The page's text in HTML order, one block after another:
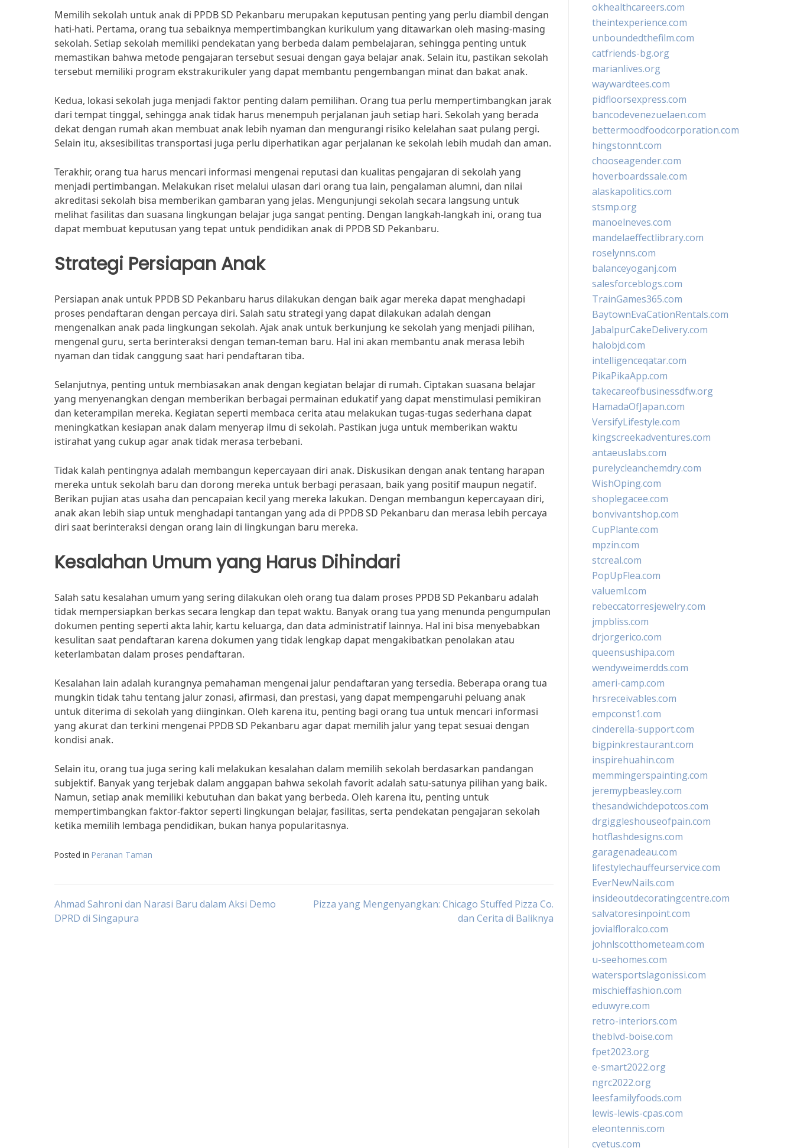
Memilih sekolah untuk anak di PPDB SD Pekanbaru merupakan keputusan penting yang perlu diambil dengan
hati-hati. Pertama, orang tua sebaiknya mempertimbangkan kurikulum yang ditawarkan oleh masing-masing
sekolah. Setiap sekolah memiliki pendekatan yang berbeda dalam pembelajaran, sehingga penting untuk
memastikan bahwa metode pengajaran tersebut sesuai dengan gaya belajar anak. Selain itu, pastikan sekolah
tersebut memiliki program ekstrakurikuler yang dapat membantu pengembangan minat dan bakat anak.
Kedua, lokasi sekolah juga menjadi faktor penting dalam pemilihan. Orang tua perlu mempertimbangkan jarak
dari tempat tinggal, sehingga anak tidak harus menempuh perjalanan jauh setiap hari. Sekolah yang berada
dekat dengan rumah akan membuat anak lebih nyaman dan mengurangi risiko kelelahan saat pulang pergi.
Selain itu, aksesibilitas transportasi juga perlu diperhatikan agar perjalanan ke sekolah lebih mudah dan aman.
Terakhir, orang tua harus mencari informasi mengenai reputasi dan kualitas pengajaran di sekolah yang
menjadi pertimbangan. Melakukan riset melalui ulasan dari orang tua lain, pengalaman alumni, dan nilai
akreditasi sekolah bisa memberikan gambaran yang jelas. Mengunjungi sekolah secara langsung untuk
melihat fasilitas dan suasana lingkungan belajar juga sangat penting. Dengan langkah-langkah ini, orang tua
dapat membuat keputusan yang tepat untuk pendidikan anak di PPDB SD Pekanbaru.
Strategi Persiapan Anak
Persiapan anak untuk PPDB SD Pekanbaru harus dilakukan dengan baik agar mereka dapat menghadapi
proses pendaftaran dengan percaya diri. Salah satu strategi yang dapat dilakukan adalah dengan
mengenalkan anak pada lingkungan sekolah. Ajak anak untuk berkunjung ke sekolah yang menjadi pilihan,
mengenal guru, serta berinteraksi dengan teman-teman baru. Hal ini akan membantu anak merasa lebih
nyaman dan tidak canggung saat hari pendaftaran tiba.
Selanjutnya, penting untuk membiasakan anak dengan kegiatan belajar di rumah. Ciptakan suasana belajar
yang menyenangkan dengan memberikan berbagai permainan edukatif yang dapat menstimulasi pemikiran
dan keterampilan mereka. Kegiatan seperti membaca cerita atau melakukan tugas-tugas sederhana dapat
meningkatkan kesiapan anak dalam menyerap ilmu di sekolah. Pastikan juga untuk memberikan waktu
istirahat yang cukup agar anak tidak merasa terbebani.
Tidak kalah pentingnya adalah membangun kepercayaan diri anak. Diskusikan dengan anak tentang harapan
mereka untuk sekolah baru dan dorong mereka untuk berbagi perasaan, baik yang positif maupun negatif.
Berikan pujian atas usaha dan pencapaian kecil yang mereka lakukan. Dengan membangun kepercayaan diri,
anak akan lebih siap untuk menghadapi tantangan yang ada di PPDB SD Pekanbaru dan merasa lebih percaya
diri saat berinteraksi dengan orang lain di lingkungan baru mereka.
Kesalahan Umum yang Harus Dihindari
Salah satu kesalahan umum yang sering dilakukan oleh orang tua dalam proses PPDB SD Pekanbaru adalah
tidak mempersiapkan berkas secara lengkap dan tepat waktu. Banyak orang tua yang menunda pengumpulan
dokumen penting seperti akta lahir, kartu keluarga, dan data administratif lainnya. Hal ini bisa menyebabkan
kesulitan saat pendaftaran karena dokumen yang tidak lengkap dapat mengakibatkan penolakan atau
keterlambatan dalam proses pendaftaran.
Kesalahan lain adalah kurangnya pemahaman mengenai jalur pendaftaran yang tersedia. Beberapa orang tua
mungkin tidak tahu tentang jalur zonasi, afirmasi, dan prestasi, yang dapat mempengaruhi peluang anak
untuk diterima di sekolah yang diinginkan. Oleh karena itu, penting bagi orang tua untuk mencari informasi
yang akurat dan terkini mengenai PPDB SD Pekanbaru agar dapat memilih jalur yang tepat sesuai dengan
kondisi anak.
Selain itu, orang tua juga sering kali melakukan kesalahan dalam memilih sekolah berdasarkan pandangan
subjektif. Banyak yang terjebak dalam anggapan bahwa sekolah favorit adalah satu-satunya pilihan yang baik.
Namun, setiap anak memiliki kebutuhan dan bakat yang berbeda. Oleh karena itu, penting untuk
mempertimbangkan faktor-faktor seperti lingkungan belajar, fasilitas, serta pendekatan pengajaran sekolah
ketika memilih lembaga pendidikan, bukan hanya popularitasnya.
Posted in Peranan Taman
Post
Ahmad Sahroni dan Narasi Baru dalam Aksi Demo
DPRD di Singapura
Pizza yang Mengenyangkan: Chicago Stuffed Pizza Co.
dan Cerita di Baliknya
okhealthcareers.com
theintexperience.com
unboundedthefilm.com
catfriends-bg.org
marianlives.org
waywardtees.com
pidfloorsexpress.com
bancodevenezuelaen.com
bettermoodfoodcorporation.com
hingstonnt.com
chooseagender.com
hoverboardssale.com
alaskapolitics.com
stsmp.org
manoelneves.com
mandelaeffectlibrary.com
roselynns.com
balanceyoganj.com
salesforceblogs.com
TrainGames365.com
BaytownEvaCationRentals.com
JabalpurCakeDelivery.com
halobjd.com
intelligenceqatar.com
PikaPikaApp.com
takecareofbusinessdfw.org
HamadaOfJapan.com
VersifyLifestyle.com
kingscreekadventures.com
antaeuslabs.com
purelycleanchemdry.com
WishOping.com
shoplegacee.com
bonvivantshop.com
CupPlante.com
mpzin.com
stcreal.com
PopUpFlea.com
valueml.com
rebeccatorresjewelry.com
jmpbliss.com
drjorgerico.com
queensushipa.com
wendyweimerdds.com
ameri-camp.com
hrsreceivables.com
empconst1.com
cinderella-support.com
bigpinkrestaurant.com
inspirehuahin.com
memmingerspainting.com
jeremypbeasley.com
thesandwichdepotcos.com
drgiggleshouseofpain.com
hotflashdesigns.com
garagenadeau.com
lifestylechauffeurservice.com
EverNewNails.com
insideoutdecoratingcentre.com
salvatoresinpoint.com
jovialfloralco.com
johnlscotthometeam.com
u-seehomes.com
watersportslagonissi.com
mischieffashion.com
eduwyre.com
retro-interiors.com
theblvd-boise.com
fpet2023.org
e-smart2022.org
ngrc2022.org
leesfamilyfoods.com
lewis-lewis-cpas.com
eleontennis.com
cyetus.com